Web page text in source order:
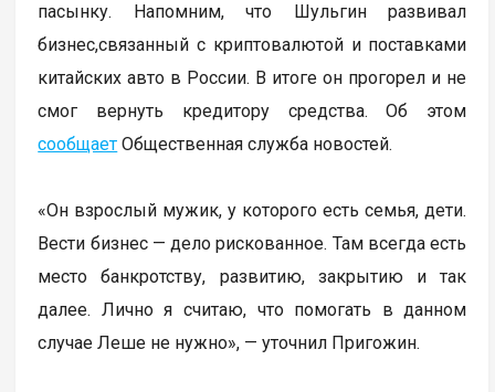
пасынку. Напомним, что Шульгин развивал
бизнес,связанный с криптовалютой и поставками
китайских авто в России. В итоге он прогорел и не
смог вернуть кредитору средства. Об этом
сообщает Общественная служба новостей.
«Он взрослый мужик, у которого есть семья, дети.
Вести бизнес — дело рискованное. Там всегда есть
место банкротству, развитию, закрытию и так
далее. Лично я считаю, что помогать в данном
случае Леше не нужно», — уточнил Пригожин.